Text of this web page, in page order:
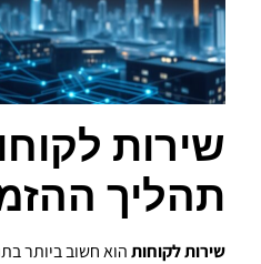
שירות
תהליך
שירות לקוחותהוא חשוב ביותר